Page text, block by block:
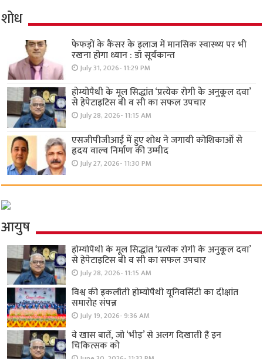
शोध
फेफड़ों के कैंसर के इलाज में मानसिक स्वास्थ्य पर भी
रखना होगा ध्यान : डॉ सूर्यकान्त
July 31, 2026- 11:29 PM
होम्योपैथी के मूल सिद्धांत ‘प्रत्येक रोगी केे अनुकूल दवा’
से हेपेटाइटिस बी व सी का सफल उपचार
July 28, 2026- 11:15 AM
एसजीपीजीआई में हुए शोध ने जगायी कोशिकाओं से
हृदय वाल्व निर्माण की उम्मीद
July 27, 2026- 11:30 PM
आयुष
होम्योपैथी के मूल सिद्धांत ‘प्रत्येक रोगी केे अनुकूल दवा’
से हेपेटाइटिस बी व सी का सफल उपचार
July 28, 2026- 11:15 AM
विश्व की इकलौती होम्योपैथी यूनिवर्सिटी का दीक्षांत
समारोह संपन्न
July 19, 2026- 9:36 AM
वे खास बातें, जो ‘भीड़’ से अलग दिखाती हैं इन
चिकित्सक को